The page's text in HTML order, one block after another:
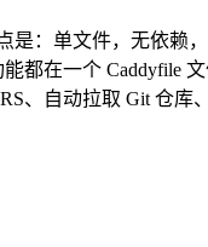
：单文件，无依赖
在一个 Caddyfile
、自动拉取 Git 仓库